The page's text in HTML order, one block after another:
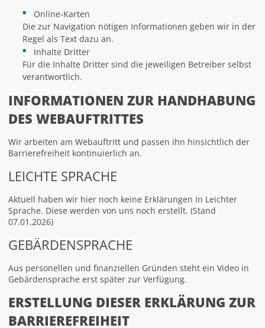
Online-Karten
Die zur Navigation nötigen Informationen geben wir in der
Regel als Text dazu an.
Inhalte Dritter
Für die Inhalte Dritter sind die jeweiligen Betreiber selbst
verantwortlich.
INFORMATIONEN ZUR HANDHABUNG
DES WEBAUFTRITTES
Wir arbeiten am Webauftritt und passen ihn hinsichtlich der
Barrierefreiheit kontinuierlich an.
LEICHTE SPRACHE
Aktuell haben wir hier noch keine Erklärungen in Leichter
Sprache. Diese werden von uns noch erstellt. (Stand
07.01.2026)
GEBÄRDENSPRACHE
Aus personellen und finanziellen Gründen steht ein Video in
Gebärdensprache erst später zur Verfügung.
ERSTELLUNG DIESER ERKLÄRUNG ZUR
BARRIEREFREIHEIT